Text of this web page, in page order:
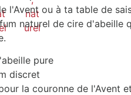
l'Avent ou à ta table de
naturel de cire d'abeille
pure
discret
la couronne de l'Avent